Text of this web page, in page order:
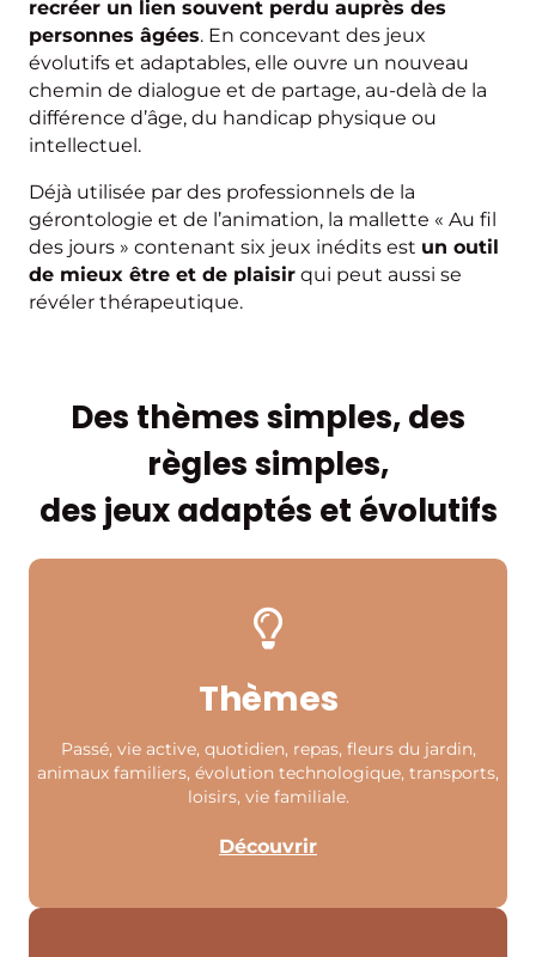
recréer un lien souvent perdu auprès des
personnes âgées. En concevant des jeux
évolutifs et adaptables, elle ouvre un nouveau
chemin de dialogue et de partage, au-delà de la
différence d’âge, du handicap physique ou
intellectuel.
Déjà utilisée par des professionnels de la
gérontologie et de l’animation, la mallette « Au fil
des jours » contenant six jeux inédits est un outil
de mieux être et de plaisir qui peut aussi se
révéler thérapeutique.
Des thèmes simples, des
règles simples,
des jeux adaptés et évolutifs
Thèmes
Passé, vie active, quotidien, repas, fleurs du jardin,
animaux familiers, évolution technologique, transports,
loisirs, vie familiale.
Découvrir